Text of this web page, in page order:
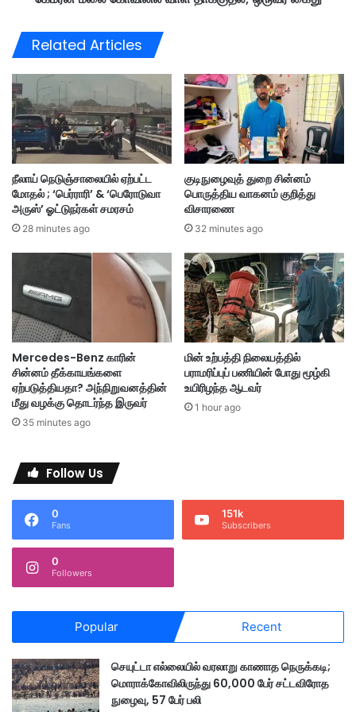
னு
ப்
பி
ஆ
ட
வ
ரு
க்
கு
1
5
மா
தா
கு
த
ல்
;
ஒ
ரு
வ
ர்
கை
து
Related Articles
நீலாய் நெடுஞ்சாலையில் ஏற்பட்ட
மோதல் ; ‘பெர்ராரி’ & ‘பெரோடுவா
அருஸ்’ ஓட்டுநர்கள் சமரசம்
28 minutes ago
குடிநுழைவுத் துறை சின்னம்
பொருத்திய வாகனம் குறித்து
விசாரணை
32 minutes ago
Mercedes-Benz காரின்
சின்னம் தீக்காயங்களை
ஏற்படுத்தியதா? அந்நிறுவனத்தின்
மீது வழக்கு தொடர்ந்த இருவர்
35 minutes ago
மின் உற்பத்தி நிலையத்தில்
பராமரிப்புப் பணியின் போது மூழ்கி
உயிரிழந்த ஆடவர்
1 hour ago
Follow Us
0
Fans
151k
Subscribers
0
Followers
Popular Recent
செயுட்டா எல்லையில் வரலாறு காணாத நெருக்கடி;
மொராக்கோவிலிருந்து 60,000 பேர் சட்டவிரோத
நுழைவு, 57 பேர் பலி